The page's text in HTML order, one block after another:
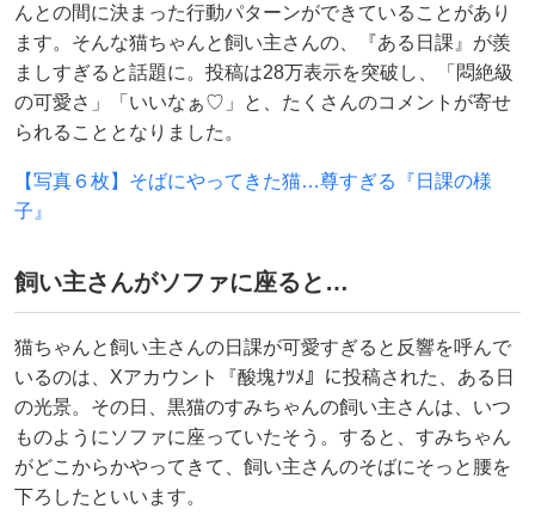
んとの間に決まった行動パターンができていることがあり
ます。そんな猫ちゃんと飼い主さんの、『ある日課』が羨
ましすぎると話題に。投稿は28万表示を突破し、「悶絶級
の可愛さ」「いいなぁ♡」と、たくさんのコメントが寄せ
られることとなりました。
【写真６枚】そばにやってきた猫…尊すぎる『日課の様
子』
飼い主さんがソファに座ると…
猫ちゃんと飼い主さんの日課が可愛すぎると反響を呼んで
いるのは、Xアカウント『酸塊ﾅﾂﾒ』に投稿された、ある日
の光景。その日、黒猫のすみちゃんの飼い主さんは、いつ
ものようにソファに座っていたそう。すると、すみちゃん
がどこからかやってきて、飼い主さんのそばにそっと腰を
下ろしたといいます。